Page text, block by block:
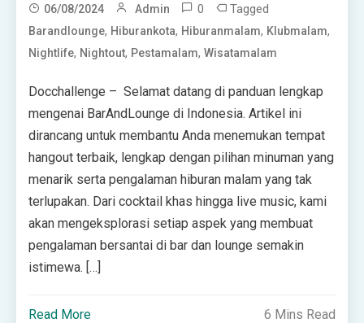
06/08/2024 Admin 0 Tagged
Barandlounge, Hiburankota, Hiburanmalam, Klubmalam,
Nightlife, Nightout, Pestamalam,Wisatamalam
Docchallenge – Selamat datang di panduan lengkap
mengenai BarAndLounge di Indonesia. Artikel ini
dirancang untuk membantu Anda menemukan tempat
hangout terbaik, lengkap dengan pilihan minuman yang
menarik serta pengalaman hiburan malam yang tak
terlupakan. Dari cocktail khas hingga live music, kami
akan mengeksplorasi setiap aspek yang membuat
pengalaman bersantai di bar dan lounge semakin
istimewa. […]
Read More 6 Mins Read